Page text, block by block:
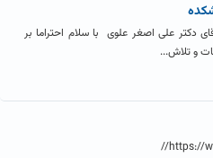
دکتر علی اصغر علوی با سلام احتراما بر
و تلاش...
https://